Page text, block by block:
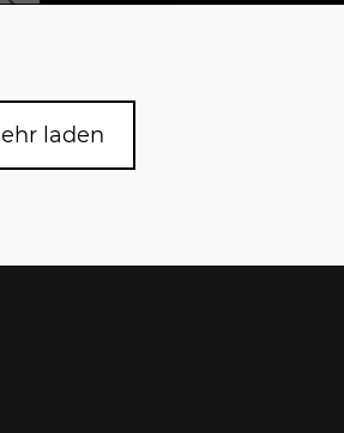
23. Oktober 2023 Lisa
10 Gründe
laden